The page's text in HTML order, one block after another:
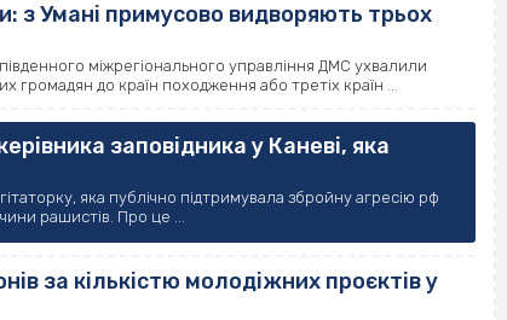
з Умані примусово видворяють трьох
міжрегіонального управління ДМС ухвалили
до країн походження або третіх країн ...
заповідника у Каневі, яка
яка публічно підтримувала збройну агресію рф
рашистів. Про це ...
за кількістю молодіжних проєктів у